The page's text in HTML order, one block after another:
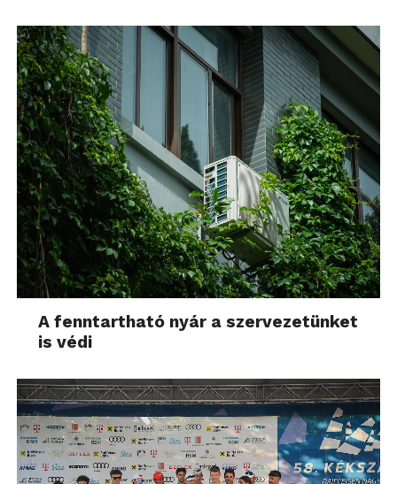
A fenntartható nyár a szervezetünket
is védi